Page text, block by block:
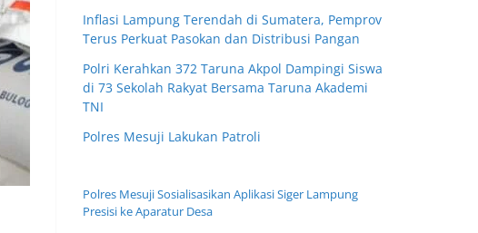
Inflasi Lampung Terendah di Sumatera, Pemprov
Terus Perkuat Pasokan dan Distribusi Pangan
Polri Kerahkan 372 Taruna Akpol Dampingi Siswa
di 73 Sekolah Rakyat Bersama Taruna Akademi
TNI
Polres Mesuji Lakukan Patroli
Polres Mesuji Sosialisasikan Aplikasi Siger Lampung
Presisi ke Aparatur Desa